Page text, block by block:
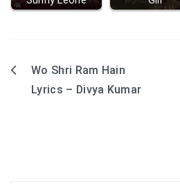
PostWo Shri Ram Hain
Lyrics – Divya Kumar